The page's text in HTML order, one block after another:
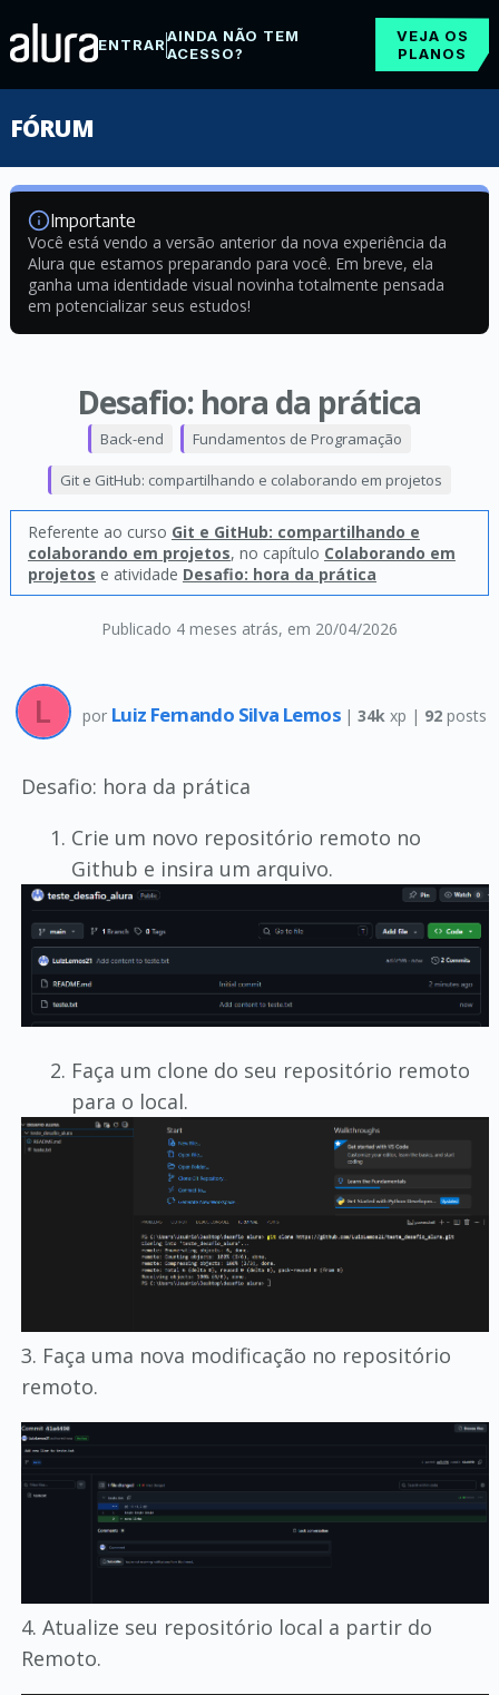
ENTRARAINDA NÃO TEM
ACESSO?
VEJA OS
PLANOS
FÓRUM
Importante
Você está vendo a versão anterior da nova experiência da
Alura que estamos preparando para você. Em breve, ela
ganha uma identidade visual novinha totalmente pensada
em potencializar seus estudos!
Desafio: hora da prática
Publicado 4 meses atrás, em 20/04/2026
Back-end Fundamentos de Programação
Git e GitHub: compartilhando e colaborando em projetos
Referente ao curso Git e GitHub: compartilhando e
colaborando em projetos, no capítulo Colaborando em
projetos e atividade Desafio: hora da prática
por Luiz Fernando Silva Lemos |34k xp | 92 posts
Desafio: hora da prática
Crie um novo repositório remoto no
Github e insira um arquivo.
Faça um clone do seu repositório remoto
para o local.
3. Faça uma nova modificação no repositório
remoto.
4. Atualize seu repositório local a partir do
Remoto.